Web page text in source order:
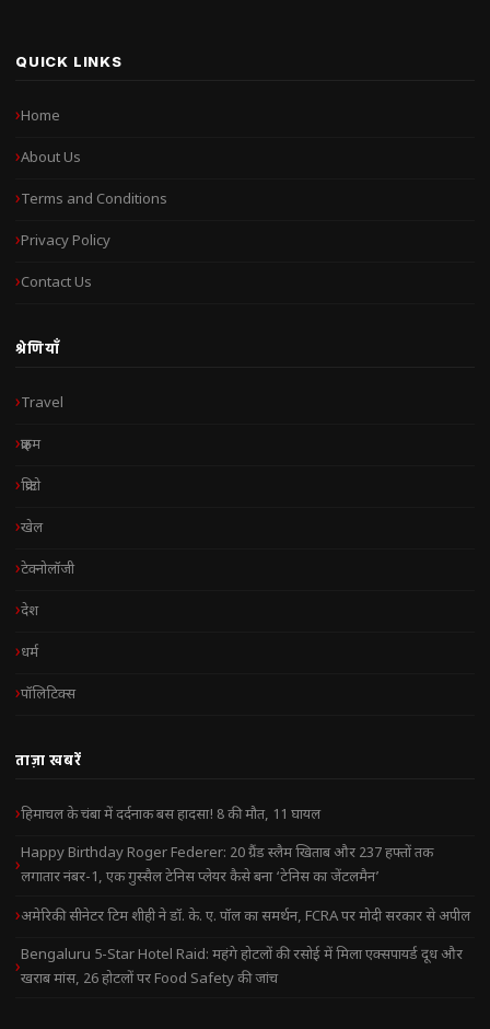
QUICK LINKS
Home
About Us
Terms and Conditions
Privacy Policy
Contact Us
श्रेणियाँ
Travel
क्राइम
क्रिप्टो
खेल
टेक्नोलॉजी
देश
धर्म
पॉलिटिक्स
ताज़ा खबरें
हिमाचल के चंबा में दर्दनाक बस हादसा! 8 की मौत, 11 घायल
Happy Birthday Roger Federer: 20 ग्रैंड स्लैम खिताब और 237 हफ्तों तक
लगातार नंबर-1, एक गुस्सैल टेनिस प्लेयर कैसे बना ‘टेनिस का जेंटलमैन’
अमेरिकी सीनेटर टिम शीही ने डॉ. के. ए. पॉल का समर्थन, FCRA पर मोदी सरकार से अपील
Bengaluru 5-Star Hotel Raid: महंगे होटलों की रसोई में मिला एक्सपायर्ड दूध और
खराब मांस, 26 होटलों पर Food Safety की जांच